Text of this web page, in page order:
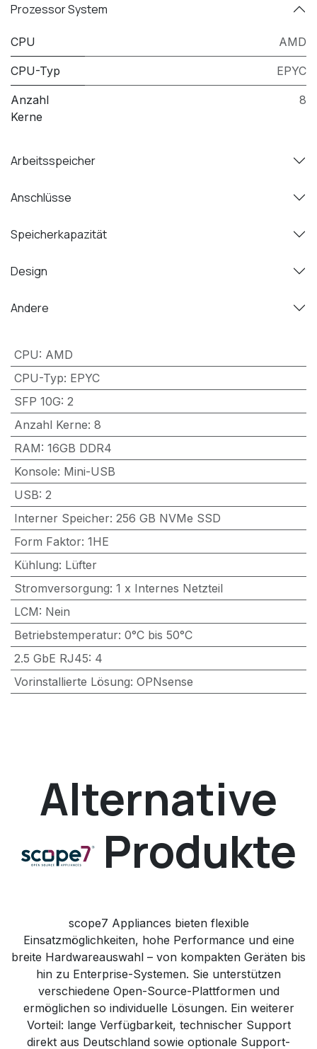
Prozessor System
CPU AMD
CPU-Typ EPYC
Anzahl
Kerne
8
Arbeitsspeicher
Anschlüsse
Speicherkapazität
Design
Andere
CPU: AMD
CPU-Typ: EPYC
SFP 10G: 2
Anzahl Kerne: 8
RAM: 16GB DDR4
Konsole: Mini-USB
USB: 2
Interner Speicher: 256 GB NVMe SSD
Form Faktor: 1HE
Kühlung: Lüfter
Stromversorgung: 1 x Internes Netzteil
LCM: Nein
Betriebstemperatur: 0°C bis 50°C
2.5 GbE RJ45: 4
Vorinstallierte Lösung: OPNsense
Alternative
Produkte
scope7 Appliances bieten flexible
Einsatzmöglichkeiten, hohe Performance und eine
breite Hardwareauswahl – von kompakten Geräten bis
hin zu Enterprise-Systemen. Sie unterstützen
verschiedene Open-Source-Plattformen und
ermöglichen so individuelle Lösungen. Ein weiterer
Vorteil: lange Verfügbarkeit, technischer Support
direkt aus Deutschland sowie optionale Support-